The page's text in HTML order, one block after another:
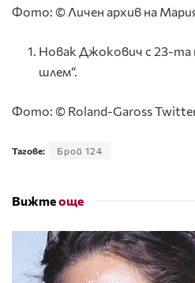
Фото: © Личен архив на
Новак Джокович с 23-та
шлем“.
Фото: © Roland-Gaross
Тагове: Брой 124
Вижтеоще